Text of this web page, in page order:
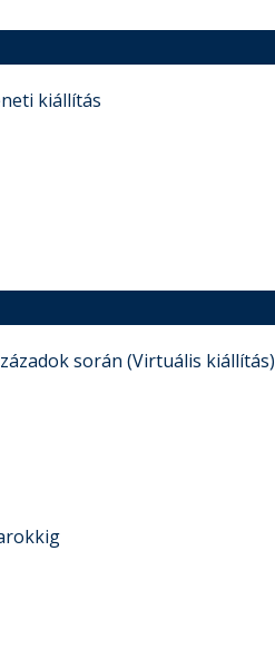
kiállítás
során (Virtuális kiállítás)